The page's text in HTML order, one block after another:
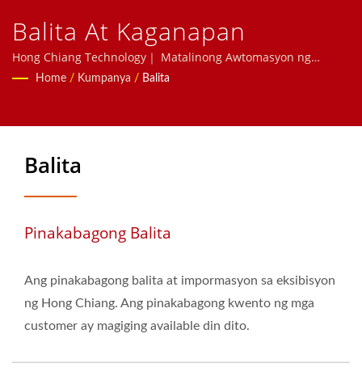
Balita At Kaganapan
Hong Chiang Technology｜ Matalinong Awtomasyon ng
Restawran - Robot sa Paghahatid ng Pagkain, Sushi Conveyor
Home / Kumpanya / Balita
Balita
Pinakabagong Balita
Ang pinakabagong balita at impormasyon sa eksibisyon
ng Hong Chiang. Ang pinakabagong kwento ng mga
customer ay magiging available din dito.